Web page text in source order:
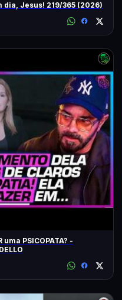
dia, Jesus! 219/365 (2026)
PSICOPATA? -